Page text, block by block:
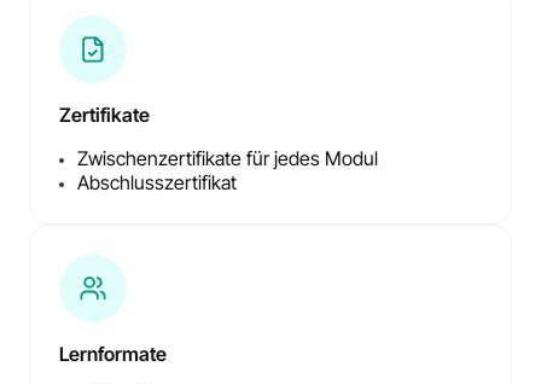
Zertifikate
Zwischenzertifikate für jedes Modul
Abschlusszertifikat
Lernformate